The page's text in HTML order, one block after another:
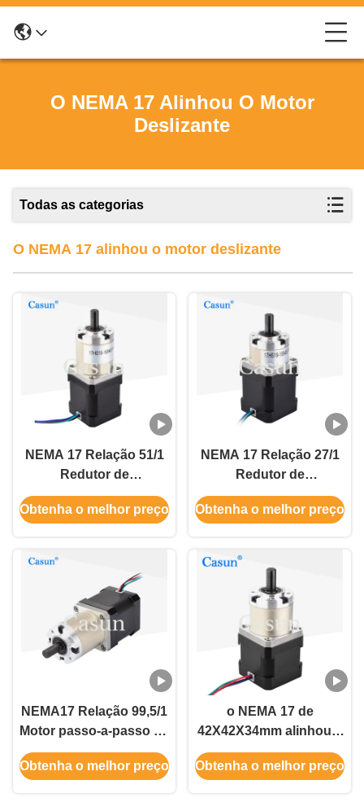
O NEMA 17 Alinhou O Motor
Deslizante
Todas as categorias
O NEMA 17 alinhou o motor deslizante
NEMA 17 Relação 51/1
Redutor de
engrenagens
planetárias Motor
para braço mecânico
CNC
Obtenha o melhor preço
NEMA 17 Relação 27/1
Redutor de
engrenagens
planetárias Motor
caixa de engrenagens
para braço mecânico
CNC
Obtenha o melhor preço
NEMA17 Relação 99,5/1
Motor passo-a-passo da
caixa de engrenagens
planetária 0,44mN.m
Obtenha o melhor preço
o NEMA 17 de
42X42X34mm alinhou o
motor deslizante uma
versão bipolar ou
Obtenha o melhor preço